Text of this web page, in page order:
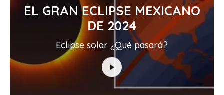
EL GRAN ECLIPSE MEXICANO
DE 2024
Eclipse solar ¿Qué pasará?